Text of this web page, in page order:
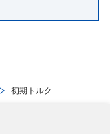
初期トルク